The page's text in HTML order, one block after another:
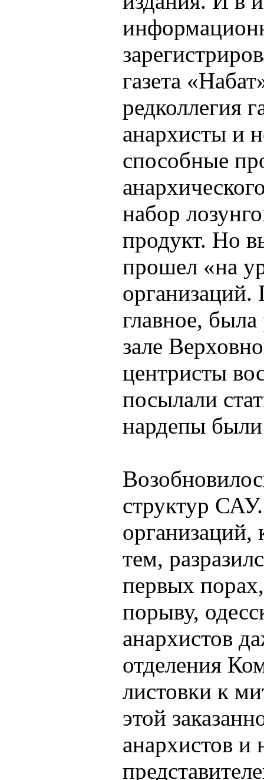
газета
редколлегия
анархисты и
способные
набор
продукт. Но
прошел «на
организаций.
главное,
зале
центристы
посылали
нардепы
структур
тем,
первых
порыву,
анархистов
отделения
листовки к
этой
анархистов и